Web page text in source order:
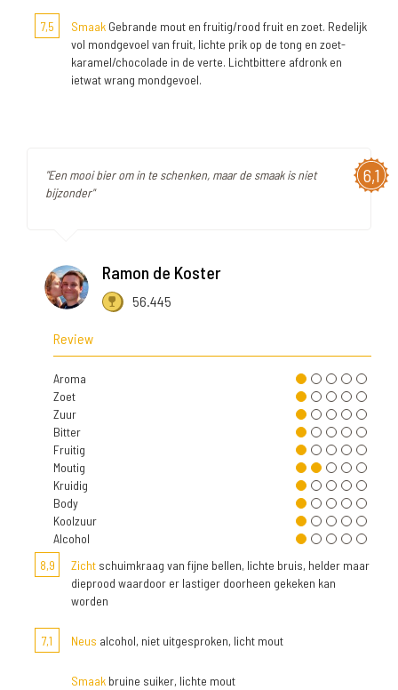
7,5 Smaak Gebrande mout en fruitig/rood fruit en zoet. Redelijk
vol mondgevoel van fruit, lichte prik op de tong en zoet-
karamel/chocolade in de verte. Lichtbittere afdronk en
ietwat wrang mondgevoel.
6,1
"Een mooi bier om in te schenken, maar de smaak is niet
bijzonder"
Ramon de Koster
56.445
Review
Aroma
Zoet
Zuur
Bitter
Fruitig
Moutig
Kruidig
Body
Koolzuur
Alcohol
8,9
Zicht schuimkraag van fijne bellen, lichte bruis, helder maar
dieprood waardoor er lastiger doorheen gekeken kan
worden
7,1 Neus alcohol, niet uitgesproken, licht mout
Smaak bruine suiker, lichte mout